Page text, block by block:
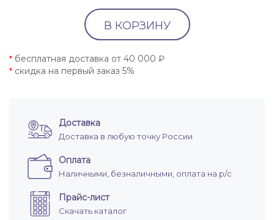
В КОРЗИНУ
* бесплатная доставка от 40 000 ₽
* скидка на первый заказ 5%
Доставка
Доставка в любую точку России
Оплата
Наличными, безналичными, оплата на р/с
Прайс-лист
Скачать каталог